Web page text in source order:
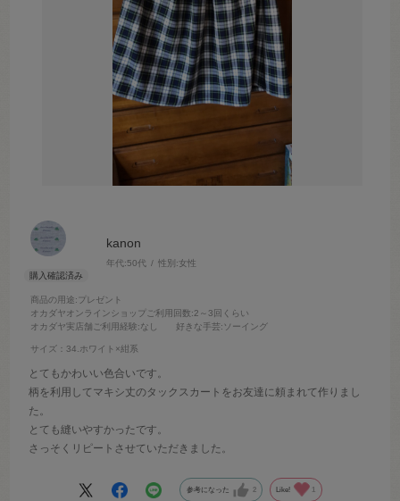
kanon
年代:50代 性別:女性
商品の用途:プレゼント
オカダヤオンラインショップご利用回数:2～3回くらい
オカダヤ実店舗ご利用経験:なし 好きな手芸:ソーイング
サイズ：34.ホワイト×紺系
とてもかわいい色合いです。
柄を利用してマキシ丈のタックスカートをお友達に頼まれて作りまし
た。
とても縫いやすかったです。
さっそくリピートさせていただきました。
参考になった 2 Like! 1